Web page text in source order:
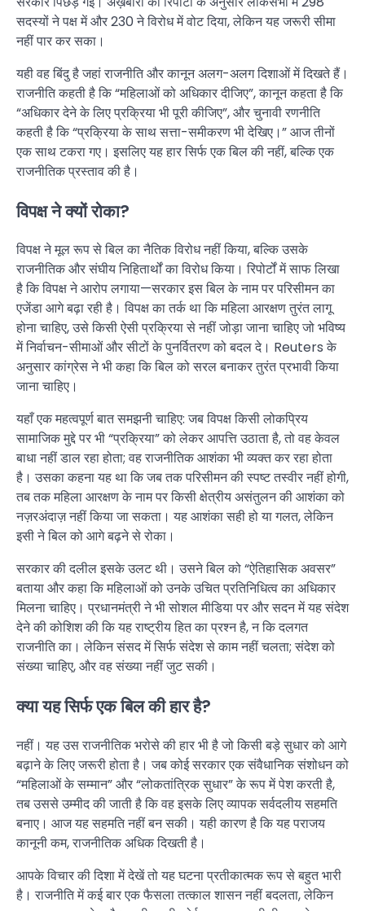
सदस्यों ने पक्ष में और 230 ने विरोध में वोट दिया, लेकिन यह जरूरी सीमा
नहीं पार कर सका।
यही वह बिंदु है जहां राजनीति और कानून अलग-अलग दिशाओं में दिखते हैं।
राजनीति कहती है कि “महिलाओं को अधिकार दीजिए”, कानून कहता है कि
“अधिकार देने के लिए प्रक्रिया भी पूरी कीजिए”, और चुनावी रणनीति
कहती है कि “प्रक्रिया के साथ सत्ता-समीकरण भी देखिए।” आज तीनों
एक साथ टकरा गए। इसलिए यह हार सिर्फ एक बिल की नहीं, बल्कि एक
राजनीतिक प्रस्ताव की है।
विपक्ष ने क्यों रोका?
विपक्ष ने मूल रूप से बिल का नैतिक विरोध नहीं किया, बल्कि उसके
राजनीतिक और संघीय निहितार्थों का विरोध किया। रिपोर्टों में साफ लिखा
है कि विपक्ष ने आरोप लगाया—सरकार इस बिल के नाम पर परिसीमन का
एजेंडा आगे बढ़ा रही है। विपक्ष का तर्क था कि महिला आरक्षण तुरंत लागू
होना चाहिए, उसे किसी ऐसी प्रक्रिया से नहीं जोड़ा जाना चाहिए जो भविष्य
में निर्वाचन-सीमाओं और सीटों के पुनर्वितरण को बदल दे। Reuters के
अनुसार कांग्रेस ने भी कहा कि बिल को सरल बनाकर तुरंत प्रभावी किया
जाना चाहिए।
यहाँ एक महत्वपूर्ण बात समझनी चाहिए: जब विपक्ष किसी लोकप्रिय
सामाजिक मुद्दे पर भी “प्रक्रिया” को लेकर आपत्ति उठाता है, तो वह केवल
बाधा नहीं डाल रहा होता; वह राजनीतिक आशंका भी व्यक्त कर रहा होता
है। उसका कहना यह था कि जब तक परिसीमन की स्पष्ट तस्वीर नहीं होगी,
तब तक महिला आरक्षण के नाम पर किसी क्षेत्रीय असंतुलन की आशंका को
नज़रअंदाज़ नहीं किया जा सकता। यह आशंका सही हो या गलत, लेकिन
इसी ने बिल को आगे बढ़ने से रोका।
सरकार की दलील इसके उलट थी। उसने बिल को “ऐतिहासिक अवसर”
बताया और कहा कि महिलाओं को उनके उचित प्रतिनिधित्व का अधिकार
मिलना चाहिए। प्रधानमंत्री ने भी सोशल मीडिया पर और सदन में यह संदेश
देने की कोशिश की कि यह राष्ट्रीय हित का प्रश्न है, न कि दलगत
राजनीति का। लेकिन संसद में सिर्फ संदेश से काम नहीं चलता; संदेश को
संख्या चाहिए, और वह संख्या नहीं जुट सकी।
क्या यह सिर्फ एक बिल की हार है?
नहीं। यह उस राजनीतिक भरोसे की हार भी है जो किसी बड़े सुधार को आगे
बढ़ाने के लिए जरूरी होता है। जब कोई सरकार एक संवैधानिक संशोधन को
“महिलाओं के सम्मान” और “लोकतांत्रिक सुधार” के रूप में पेश करती है,
तब उससे उम्मीद की जाती है कि वह इसके लिए व्यापक सर्वदलीय सहमति
बनाए। आज यह सहमति नहीं बन सकी। यही कारण है कि यह पराजय
कानूनी कम, राजनीतिक अधिक दिखती है।
आपके विचार की दिशा में देखें तो यह घटना प्रतीकात्मक रूप से बहुत भारी
है। राजनीति में कई बार एक फैसला तत्काल शासन नहीं बदलता, लेकिन